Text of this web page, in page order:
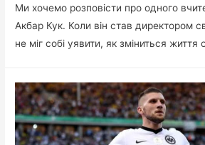
Ми хочемо розповісти про одного
Акбар Кук. Коли він став директором
не міг собі уявити, як зміниться життя